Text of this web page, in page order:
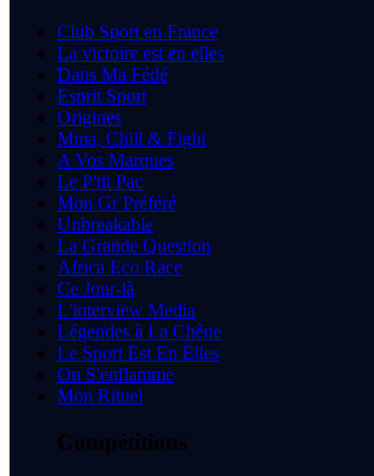
Club Sport en France
La victoire est en elles
Dans Ma Fédé
Esprit Sport
Origines
Mma, Chill & Fight
A Vos Marques
Le P'tit Pac
Mon Gr Préféré
Unbreakable
La Grande Question
Africa Eco Race
Ce Jour-là
L'interview Media
Légendes à La Chêne
Le Sport Est En Elles
On S'enflamme
Mon Rituel
Compétitions